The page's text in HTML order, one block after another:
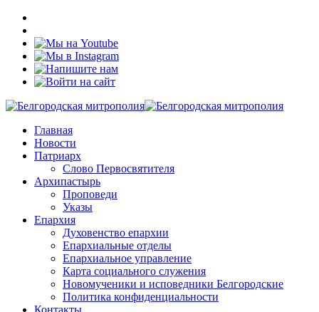
Главная
Новости
Патриарх
Слово Первосвятителя
Архипастырь
Проповеди
Указы
Епархия
Духовенство епархии
Епархиальные отделы
Епархиальное управление
Карта социального служения
Новомученики и исповедники Белгородские
Политика конфиденциальности
Контакты